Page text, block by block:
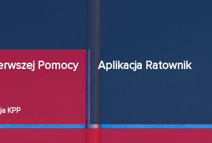
Pomocy
KPP
Aplikacja Ratownik